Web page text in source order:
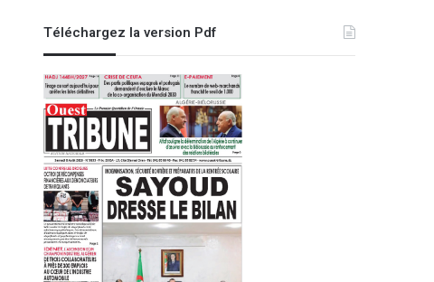
Téléchargez la version Pdf